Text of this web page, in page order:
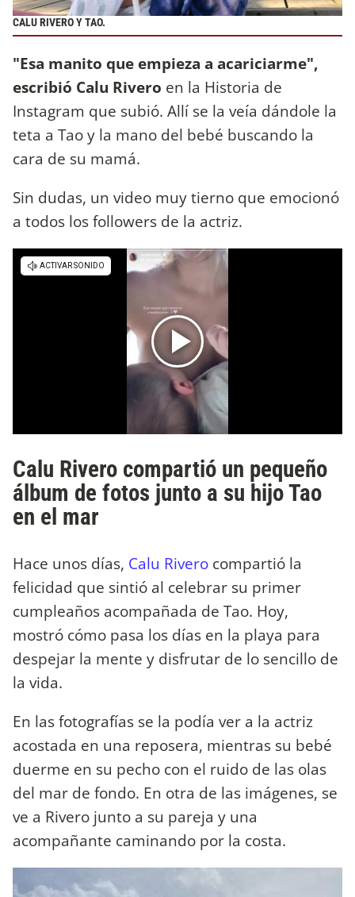
CALU RIVERO Y TAO.
"Esa manito que empieza a acariciarme",
escribió Calu Rivero en la Historia de
Instagram que subió. Allí se la veía dándole la
teta a Tao y la mano del bebé buscando la
cara de su mamá.
Sin dudas, un video muy tierno que emocionó
a todos los followers de la actriz.
Calu Rivero compartió un pequeño
álbum de fotos junto a su hijo Tao
en el mar
Hace unos días, Calu Rivero compartió la
felicidad que sintió al celebrar su primer
cumpleaños acompañada de Tao. Hoy,
mostró cómo pasa los días en la playa para
despejar la mente y disfrutar de lo sencillo de
la vida.
En las fotografías se la podía ver a la actriz
acostada en una reposera, mientras su bebé
duerme en su pecho con el ruido de las olas
del mar de fondo. En otra de las imágenes, se
ve a Rivero junto a su pareja y una
acompañante caminando por la costa.